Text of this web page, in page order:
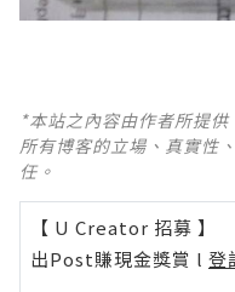
*本站之內容由作者所提
所有博客的立場、真實性
任。
【 U Creator 招募 】
出Post賺現金獎賞 l 登